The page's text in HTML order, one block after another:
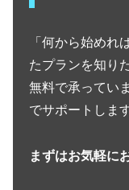
「何から始めれ
たプランを知り
無料で承ってい
でサポートします
まずはお気軽に